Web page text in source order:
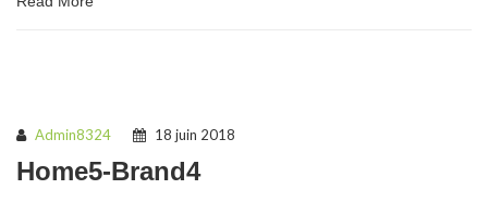
Admin8324 18 juin 2018
Home5-Brand4